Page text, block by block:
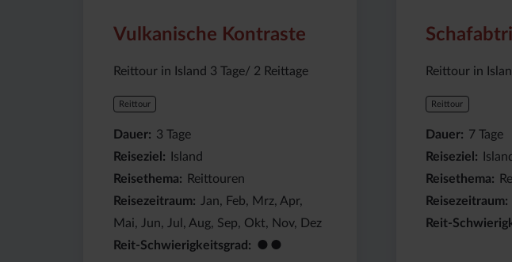
Vulkanische Kontraste
Reittour in Island 3 Tage/ 2 Reittage
Reittour
Dauer 3 Tage
Reiseziel
Island
Reisethema
Reittouren
Reisezeitraum
Jan, Feb, Mrz, Apr,
Mai, Jun, Jul, Aug, Sep, Okt, Nov, Dez
Reit-Schwierigkeitsgrad
●●
Reittour in
Reittour
Dauer 7 Tage
Reiseziel
Island
Reisethema
Reisezeitraum
Reit-
€